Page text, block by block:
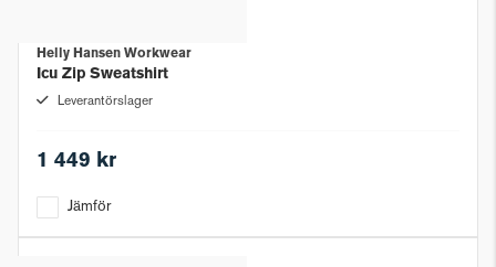
Helly Hansen Workwear
Icu Zip Sweatshirt
Leverantörslager
1 449 kr
Jämför